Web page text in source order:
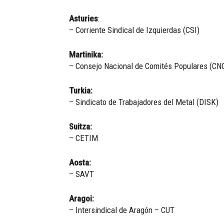
Asturies:
– Corriente Sindical de Izquierdas (CSI)
Martinika:
– Consejo Nacional de Comités Populares
Turkia:
– Sindicato de Trabajadores del Metal (DISK)
Suitza:
– CETIM
Aosta:
– SAVT
Aragoi:
– Intersindical de Aragón – CUT